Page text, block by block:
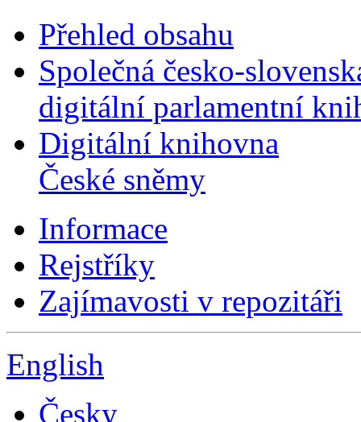
Přehled obsahu
Společná česko-
digitální parlamentní
Digitální knihovna
České sněmy
Informace
Rejstříky
Zajímavosti v repozitáři
English
Česky